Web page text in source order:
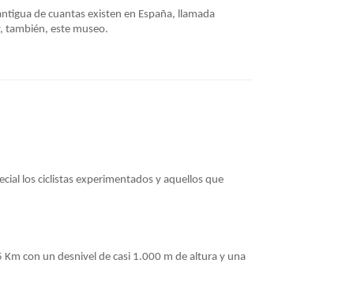
de cuantas existen en España, llamada
también, este museo.
los ciclistas experimentados y aquellos que
Km con un desnivel de casi 1.000 m de altura y una